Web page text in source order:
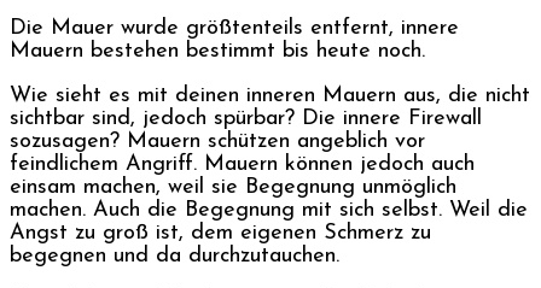
Die Mauer wurde größtenteils entfernt, innere
Mauern bestehen bestimmt bis heute noch.
Wie sieht es mit deinen inneren Mauern aus, die nicht
sichtbar sind, jedoch spürbar? Die innere Firewall
sozusagen? Mauern schützen angeblich vor
feindlichem Angriff. Mauern können jedoch auch
einsam machen, weil sie Begegnung unmöglich
machen. Auch die Begegnung mit sich selbst. Weil die
Angst zu groß ist, dem eigenen Schmerz zu
begegnen und da durchzutauchen.